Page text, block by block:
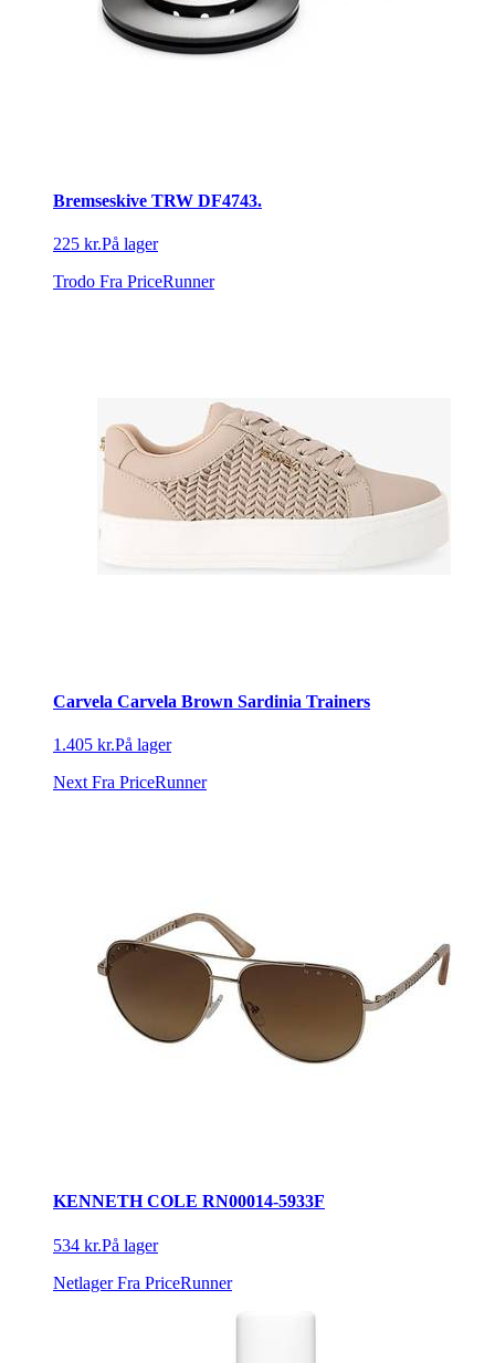
Bremseskive TRW DF4743.
225 kr.På lager
Trodo Fra PriceRunner
Carvela Carvela Brown Sardinia Trainers
1.405 kr.På lager
Next Fra PriceRunner
KENNETH COLE RN00014-5933F
534 kr.På lager
Netlager Fra PriceRunner